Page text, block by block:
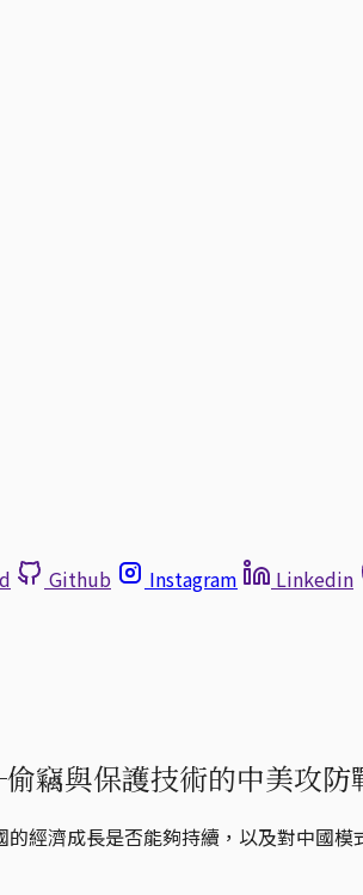
Github Instagram Linkedin
竊與保護技術的中美攻防
經濟成長是否能夠持續，以及對中國